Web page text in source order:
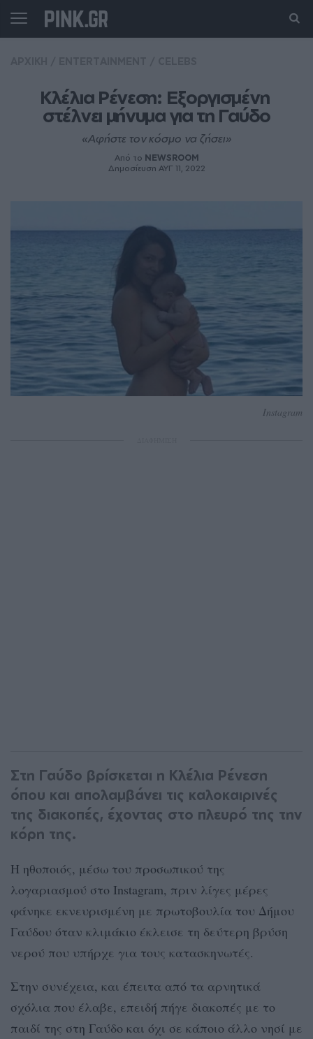
Κλέλια Ρένεση: Εξοργισμένη
στέλνει μήνυμα για τη Γαύδο
«Αφήστε τον κόσμο να ζήσει»
Από το NEWSROOM
Δημοσίευση ΑΥΓ 11, 2022
Instagram
Στη Γαύδο βρίσκεται η Κλέλια Ρένεση
όπου και απολαμβάνει τις καλοκαιρινές
της διακοπές, έχοντας στο πλευρό της την
κόρη της.
Η ηθοποιός, μέσω του προσωπικού της
λογαριασμού στο Instagram, πριν λίγες μέρες
φάνηκε εκνευρισμένη με πρωτοβουλία του Δήμου
Γαύδου όταν κλιμάκιο έκλεισε τη δεύτερη βρύση
νερού που υπήρχε για τους κατασκηνωτές.
Στην συνέχεια, και έπειτα από τα αρνητικά
σχόλια που έλαβε, επειδή πήγε διακοπές με το
παιδί της στη Γαύδο και όχι σε κάποιο άλλο νησί με